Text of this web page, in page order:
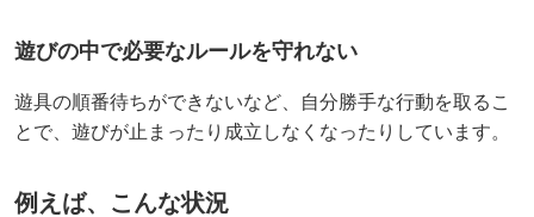
遊びの中で必要なルールを守れない
遊具の順番待ちができないなど、自分勝手な行動を取るこ
とで、遊びが止まったり成立しなくなったりしています。
例えば、こんな状況